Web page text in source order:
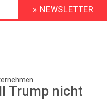
HEADER
MENU
» NEWSLETTER
Trump nicht